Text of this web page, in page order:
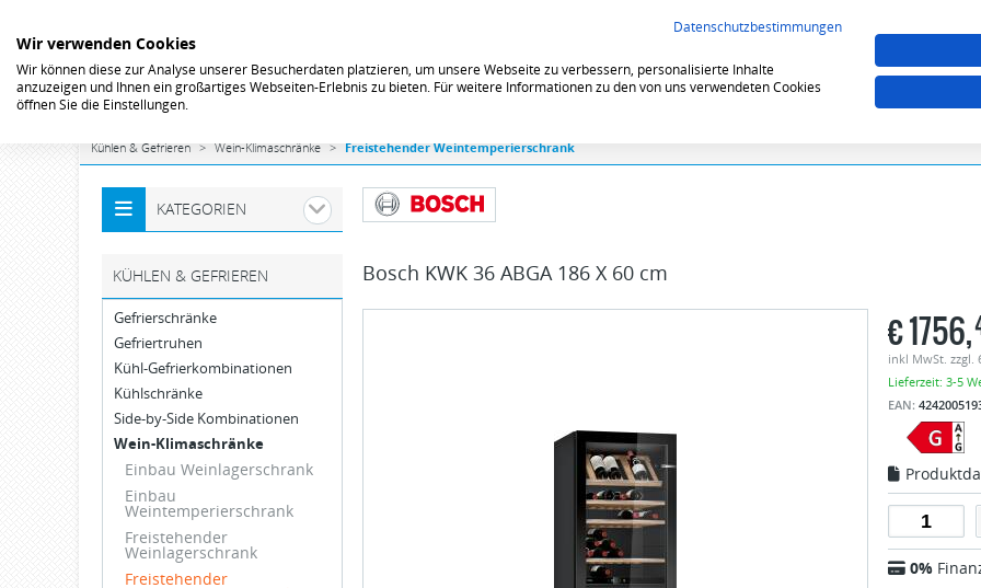
VERGLEICHEN (0)
Kühlen & Gefrieren Wein-Klimaschränke Freistehender Weintemperierschrank
KATEGORIEN
Bosch KWK 36 ABGA 186 X 60 cm
€1756,
inkl MwSt. zzgl.
Lieferzeit: 3-5
EAN:
0%
KÜHLEN & GEFRIEREN
Gefrierschränke
Gefriertruhen
Kühl-Gefrierkombinationen
Kühlschränke
Side-by-Side Kombinationen
Wein-Klimaschränke
Einbau Weinlagerschrank
Einbau
Weintemperierschrank
Freistehender
Weinlagerschrank
Freistehender
Datenschutzbestimmungen
Wir verwenden Cookies
Wir können diese zur Analyse unserer Besucherdaten platzieren, um unsere Webseite zu verbessern, personalisierte Inhalte
anzuzeigen und Ihnen ein großartiges Webseiten-Erlebnis zu bieten. Für weitere Informationen zu den von uns verwendeten Cookies
öffnen Sie die Einstellungen.